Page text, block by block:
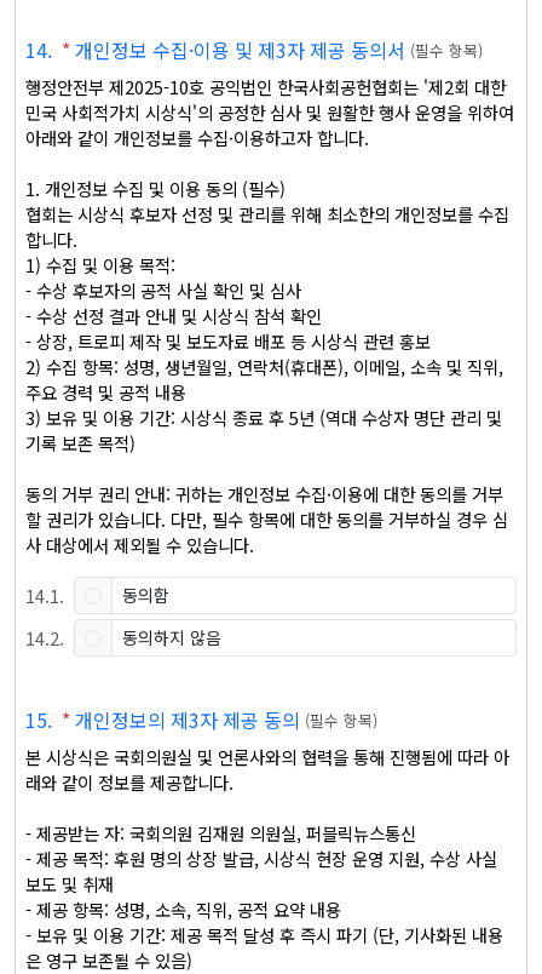
14. *개인정보 수집·이용 및 제3자 제공 동의서 (필수 항목)
행정안전부 제2025-10호 공익법인 한국사회공헌협회는 '제2회 대한
민국 사회적가치 시상식'의 공정한 심사 및 원활한 행사 운영을 위하여
아래와 같이 개인정보를 수집·이용하고자 합니다.
1. 개인정보 수집 및 이용 동의 (필수)
협회는 시상식 후보자 선정 및 관리를 위해 최소한의 개인정보를 수집
합니다.
1) 수집 및 이용 목적:
- 수상 후보자의 공적 사실 확인 및 심사
- 수상 선정 결과 안내 및 시상식 참석 확인
- 상장, 트로피 제작 및 보도자료 배포 등 시상식 관련 홍보
2) 수집 항목: 성명, 생년월일, 연락처(휴대폰), 이메일, 소속 및 직위,
주요 경력 및 공적 내용
3) 보유 및 이용 기간: 시상식 종료 후 5년 (역대 수상자 명단 관리 및
기록 보존 목적)
동의 거부 권리 안내: 귀하는 개인정보 수집·이용에 대한 동의를 거부
할 권리가 있습니다. 다만, 필수 항목에 대한 동의를 거부하실 경우 심
사 대상에서 제외될 수 있습니다.
14.1. 동의함
14.2. 동의하지 않음
15. *개인정보의 제3자 제공 동의 (필수 항목)
본 시상식은 국회의원실 및 언론사와의 협력을 통해 진행됨에 따라 아
래와 같이 정보를 제공합니다.
- 제공받는 자: 국회의원 김재원 의원실, 퍼블릭뉴스통신
- 제공 목적: 후원 명의 상장 발급, 시상식 현장 운영 지원, 수상 사실
보도 및 취재
- 제공 항목: 성명, 소속, 직위, 공적 요약 내용
- 보유 및 이용 기간: 제공 목적 달성 후 즉시 파기 (단, 기사화된 내용
은 영구 보존될 수 있음)